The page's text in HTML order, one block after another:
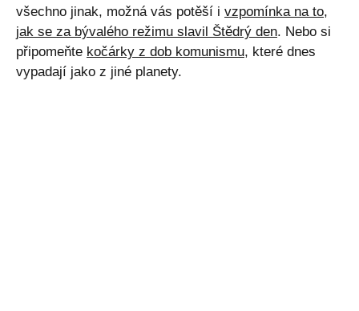
všechno jinak, možná vás potěší i vzpomínka na to,
jak se za bývalého režimu slavil Štědrý den. Nebo si
připomeňte kočárky z dob komunismu, které dnes
vypadají jako z jiné planety.